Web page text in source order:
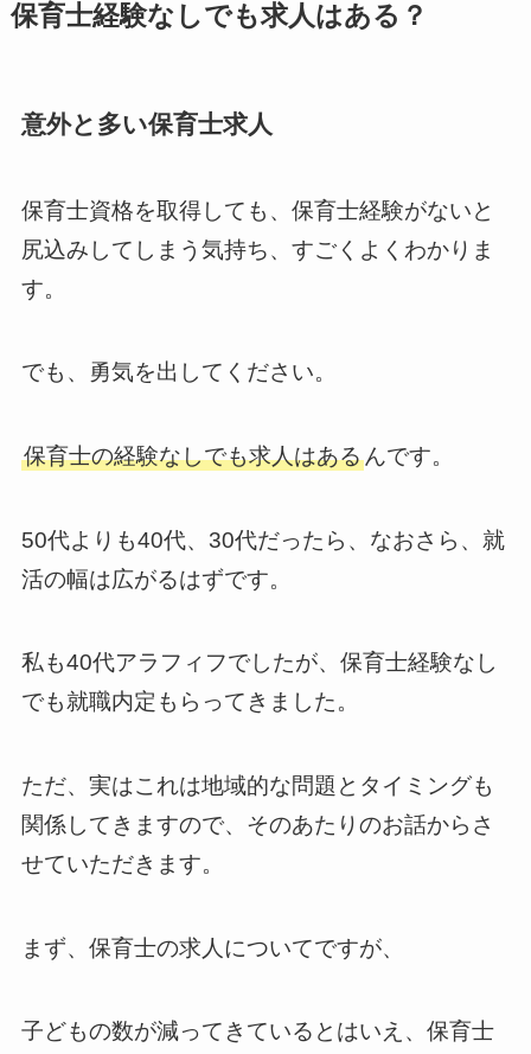
保育士経験なしでも求人はある？
意外と多い保育士求人
保育士資格を取得しても、保育士経験がないと
尻込みしてしまう気持ち、すごくよくわかりま
す。
でも、勇気を出してください。
保育士の経験なしでも求人はあるんです。
50代よりも40代、30代だったら、なおさら、就
活の幅は広がるはずです。
私も40代アラフィフでしたが、保育士経験なし
でも就職内定もらってきました。
ただ、実はこれは地域的な問題とタイミングも
関係してきますので、そのあたりのお話からさ
せていただきます。
まず、保育士の求人についてですが、
子どもの数が減ってきているとはいえ、保育士